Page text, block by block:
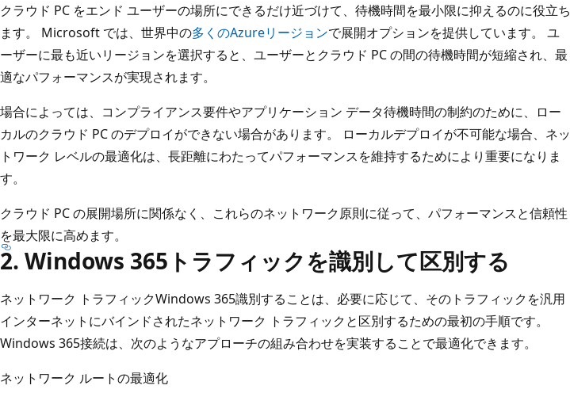
クラウド PC をエンド ユーザーの場所にできるだけ近づけて、待機時間を最小限に抑えるのに役立ち
ます。 Microsoft では、世界中の多くのAzureリージョンで展開オプションを提供しています。 ユ
ーザーに最も近いリージョンを選択すると、ユーザーとクラウド PC の間の待機時間が短縮され、最
適なパフォーマンスが実現されます。
場合によっては、コンプライアンス要件やアプリケーション データ待機時間の制約のために、ロー
カルのクラウド PC のデプロイができない場合があります。 ローカルデプロイが不可能な場合、ネッ
トワーク レベルの最適化は、長距離にわたってパフォーマンスを維持するためにより重要になりま
す。
クラウド PC の展開場所に関係なく、これらのネットワーク原則に従って、パフォーマンスと信頼性
を最大限に高めます。
2. Windows 365トラフィックを識別して区別する
ネットワーク トラフィックWindows 365識別することは、必要に応じて、そのトラフィックを汎用
インターネットにバインドされたネットワーク トラフィックと区別するための最初の手順です。
Windows 365接続は、次のようなアプローチの組み合わせを実装することで最適化できます。
ネットワーク ルートの最適化